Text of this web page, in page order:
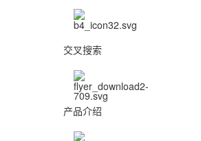
交叉搜索
产品介绍